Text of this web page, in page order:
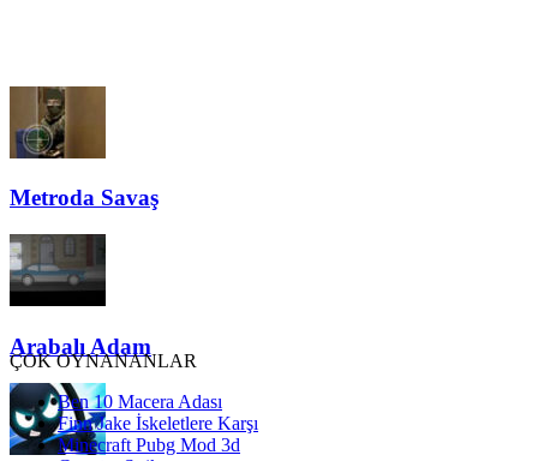
Metroda Savaş
Arabalı Adam
ÇOK OYNANANLAR
Ben 10 Macera Adası
Finn Jake İskeletlere Karşı
Minecraft Pubg Mod 3d